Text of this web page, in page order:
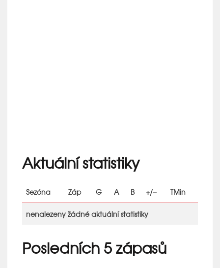
Aktuální statistiky
Sezóna Záp G A B +/− TMin
nenalezeny žádné aktuální statistiky
Posledních 5 zápasů